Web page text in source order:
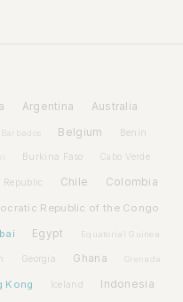
Argentina Australia
Barbados Belgium Benin
Burkina Faso Cabo Verde
Chile Colombia
Republic of the Congo
Egypt Equatorial Guinea
Georgia Ghana Grenada
Kong Iceland Indonesia